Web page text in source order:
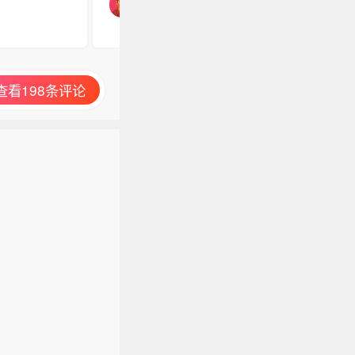
看198条评论